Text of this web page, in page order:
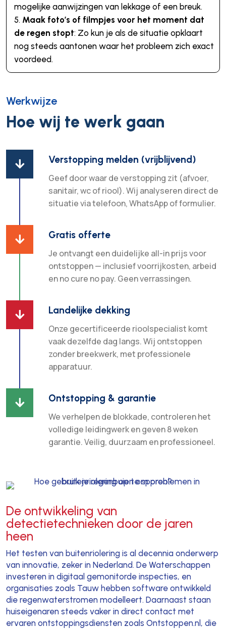
mogelijke aanwijzingen van lekkage of een breuk.
Maak foto’s of filmpjes voor het moment dat
de regen stopt: Zo kun je als de situatie opklaart
nog steeds aantonen waar het probleem zich exact
voordeed.
Werkwijze
Hoe wij te werk gaan
 Verstopping melden (vrijblijvend)
Geef door waar de verstopping zit (afvoer,
sanitair, wc of riool). Wij analyseren direct de
situatie via telefoon, WhatsApp of formulier.
 Gratis offerte
Je ontvangt een duidelijke all-in prijs voor
ontstoppen — inclusief voorrijkosten, arbeid
en no cure no pay. Geen verrassingen.
 Landelijke dekking
Onze gecertificeerde rioolspecialist komt
vaak dezelfde dag langs. Wij ontstoppen
zonder breekwerk, met professionele
apparatuur.
 Ontstopping & garantie
We verhelpen de blokkade, controleren het
volledige leidingwerk en geven 8 weken
garantie. Veilig, duurzaam en professioneel.
De ontwikkeling van
detectietechnieken door de jaren
heen
Het testen van buitenriolering is al decennia onderwerp
van innovatie, zeker in Nederland. De Waterschappen
investeren in digitaal gemonitorde inspecties, en
organisaties zoals Tauw hebben software ontwikkeld
die regenwaterstromen modelleert. Daarnaast staan
huiseigenaren steeds vaker in direct contact met
ervaren ontstoppingsdiensten zoals Ontstoppen.nl, die